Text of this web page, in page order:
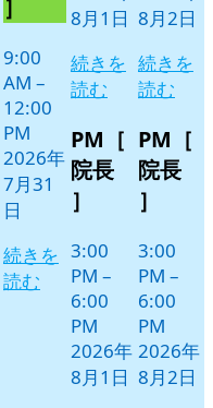
ト)
］
9:00
AM –
12:00
PM
2026年
7月31
日
続きを
読む
8月1日
続きを
読む
PM［
院長
］
3:00
PM –
6:00
PM
2026年
8月1日
8月2日
続きを
読む
PM［
院長
］
3:00
PM –
6:00
PM
2026年
8月2日